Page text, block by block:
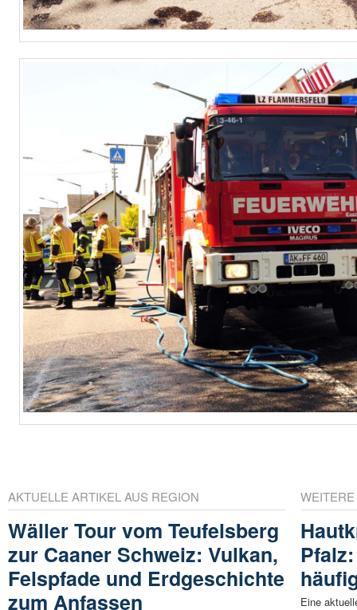
AKTUELLE ARTIKEL AUS REGION
Wäller Tour vom Teufelsberg
zur Caaner Schweiz: Vulkan,
Felspfade und Erdgeschichte
zum Anfassen
Eine